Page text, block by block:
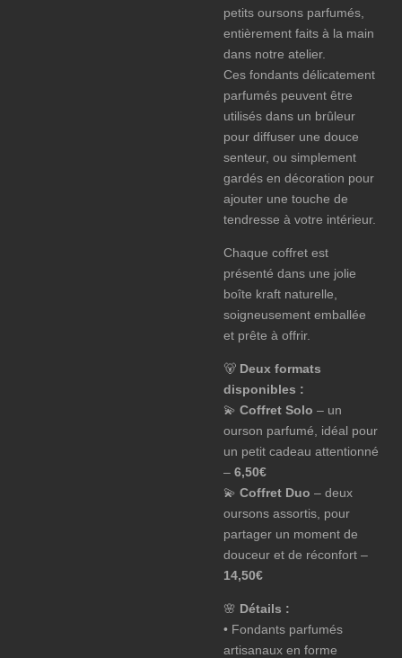
petits oursons parfumés,
entièrement faits à la main
dans notre atelier.
Ces fondants délicatement
parfumés peuvent être
utilisés dans un brûleur
pour diffuser une douce
senteur, ou simplement
gardés en décoration pour
ajouter une touche de
tendresse à votre intérieur.
Chaque coffret est
présenté dans une jolie
boîte kraft naturelle,
soigneusement emballée
et prête à offrir.
🐻 Deux formats
disponibles :
💫 Coffret Solo – un
ourson parfumé, idéal pour
un petit cadeau attentionné
– 6,50€
💫 Coffret Duo – deux
oursons assortis, pour
partager un moment de
douceur et de réconfort –
14,50€
🌸 Détails :
• Fondants parfumés
artisanaux en forme